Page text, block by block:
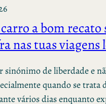
a bom recato
nas tuas viagens
sinónimo de liberdade e
quando se trata
vários dias enquanto